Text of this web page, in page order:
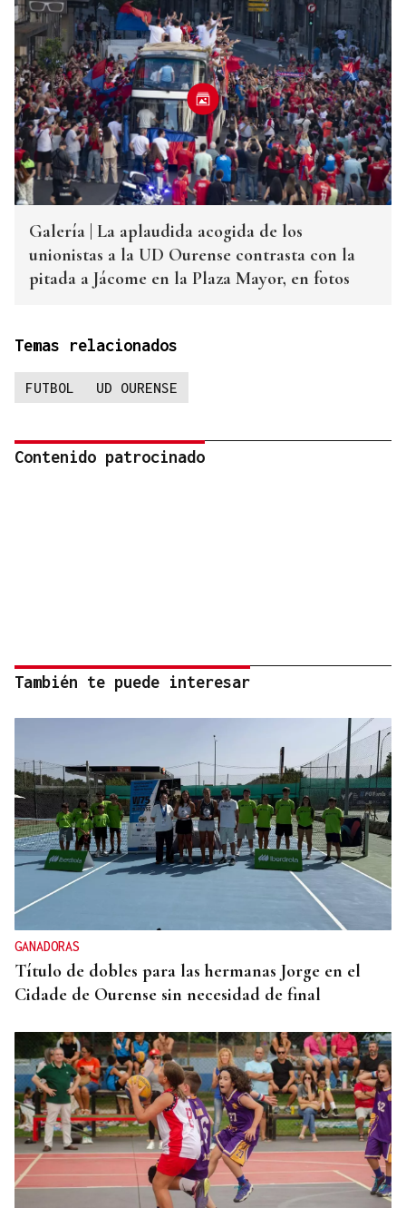
Galería | La aplaudida acogida de los
unionistas a la UD Ourense contrasta con la
pitada a Jácome en la Plaza Mayor, en fotos
Temas relacionados
FUTBOL UD OURENSE
Contenido patrocinado
También te puede interesar
GANADORAS
Título de dobles para las hermanas Jorge en el
Cidade de Ourense sin necesidad de final